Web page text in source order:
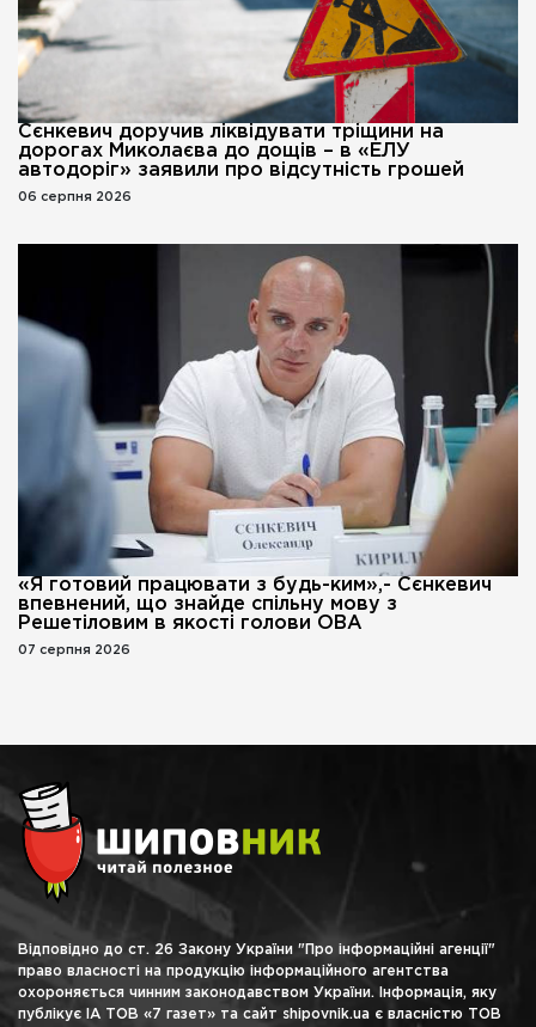
Сєнкевич доручив ліквідувати тріщини на
дорогах Миколаєва до дощів – в «ЕЛУ
автодоріг» заявили про відсутність грошей
06 серпня 2026
«Я готовий працювати з будь-ким»,- Сєнкевич
впевнений, що знайде спільну мову з
Решетіловим в якості голови ОВА
07 серпня 2026
Відповідно до ст. 26 Закону України "Про інформаційні агенції"
право власності на продукцію інформаційного агентства
охороняється чинним законодавством України. Інформація, яку
публікує ІА ТОВ «7 газет» та сайт shipovnik.ua є власністю ТОВ